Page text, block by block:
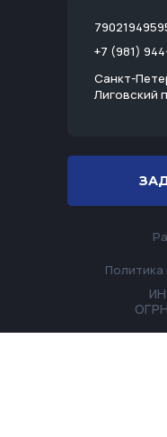
+7 (981)
Санкт-
Лиговский